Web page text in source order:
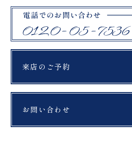
す。 どの瞬間も、どの表
情も、本当に素敵で。 お
ふたりの空気感に、何度
も惹き込まれました。 大
ざいました
_________________
____ Life is
グフォトスタジオ
「ReiMei+」 場所:福島
県郡山市富田町権現林9-
る
一
ば
と
で
を
1
来店のご予約
お問い合わせ